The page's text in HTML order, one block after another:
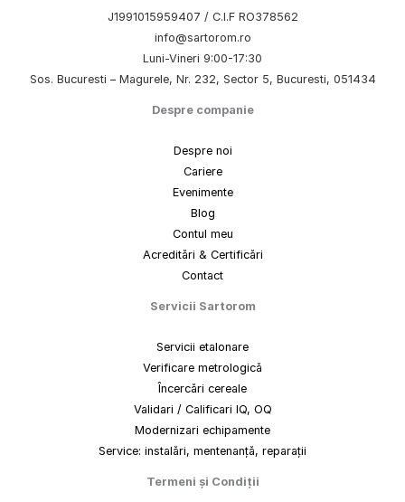
J1991015959407 / C.I.F RO378562
info@sartorom.ro
Luni-Vineri 9:00-17:30
Sos. Bucuresti – Magurele, Nr. 232, Sector 5, Bucuresti, 051434
Despre companie
Despre noi
Cariere
Evenimente
Blog
Contul meu
Acreditări & Certificări
Contact
Servicii Sartorom
Servicii etalonare
Verificare metrologică
Încercări cereale
Validari / Calificari IQ, OQ
Modernizari echipamente
Service: instalări, mentenanță, reparații
Termeni și Condiții